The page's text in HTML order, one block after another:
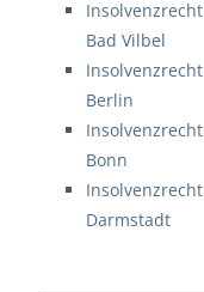
Insolvenzrecht
Bad Vilbel
Insolvenzrecht
Berlin
Insolvenzrecht
Bonn
Insolvenzrecht
Darmstadt